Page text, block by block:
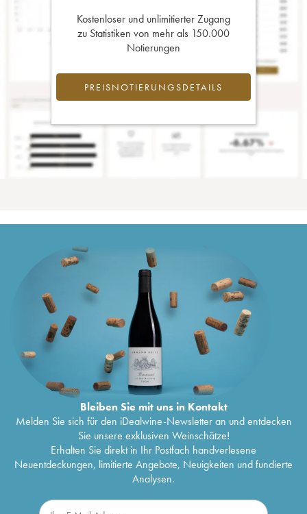
Kostenloser und unlimitierter Zugang
zu Statistiken von mehr als 150.000
Notierungen
PREISNOTIERUNGSDETAILS
Bleiben Sie mit uns in Kontakt
Melden Sie sich für den iDealwine-Newsletter an und entdecken
Sie unsere exklusiven Weinschätze!
Erhalten Sie direkt in Ihr Postfach handverlesene
Neuentdeckungen, limitierte Angebote, Neuigkeiten und fundierte
Analysen.